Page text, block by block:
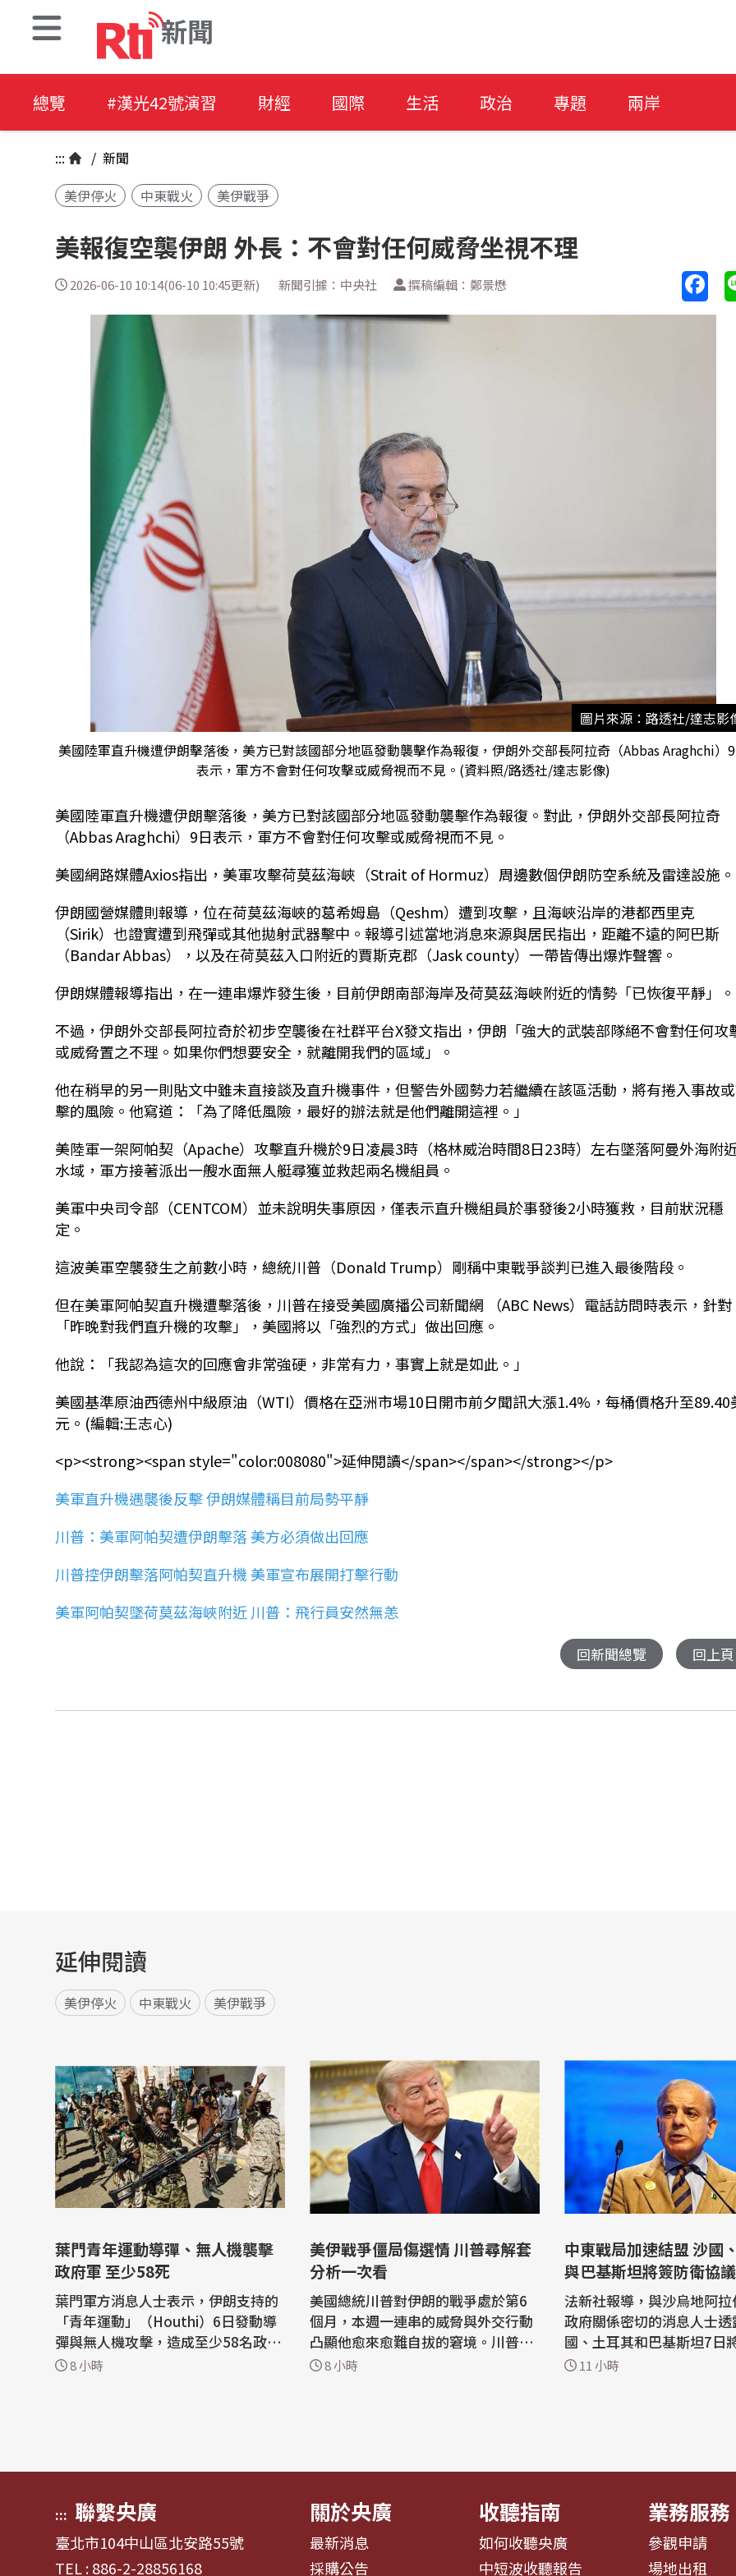
新聞
總覽 #漢光42號演習 財經 國際 生活 政治 專題 兩岸
::: / 新聞
美伊停火
中東戰火 美伊戰爭
美報復空襲伊朗 外長：不會對任何威脅坐視不理
2026-06-10 10:14(06-10 10:45更新) 新聞引據：中央社 撰稿編輯：鄭景懋
圖片來源：路透社/達志影
美國陸軍直升機遭伊朗擊落後，美方已對該國部分地區發動襲擊作為報復，伊朗外交部長阿拉奇（Abbas Araghchi）
表示，軍方不會對任何攻擊或威脅視而不見。(資料照/路透社/達志影像)
美國陸軍直升機遭伊朗擊落後，美方已對該國部分地區發動襲擊作為報復。對此，伊朗外交部長阿拉奇
（Abbas Araghchi）9日表示，軍方不會對任何攻擊或威脅視而不見。
美國網路媒體Axios指出，美軍攻擊荷莫茲海峽（Strait of Hormuz）周邊數個伊朗防空系統及雷達設施。
伊朗國營媒體則報導，位在荷莫茲海峽的葛希姆島（Qeshm）遭到攻擊，且海峽沿岸的港都西里克
（Sirik）也證實遭到飛彈或其他拋射武器擊中。報導引述當地消息來源與居民指出，距離不遠的阿巴斯
（Bandar Abbas），以及在荷莫茲入口附近的賈斯克郡（Jask county）一帶皆傳出爆炸聲響。
伊朗媒體報導指出，在一連串爆炸發生後，目前伊朗南部海岸及荷莫茲海峽附近的情勢「已恢復平靜」。
不過，伊朗外交部長阿拉奇於初步空襲後在社群平台X發文指出，伊朗「強大的武裝部隊絕不會對任何攻
或威脅置之不理。如果你們想要安全，就離開我們的區域」。
他在稍早的另一則貼文中雖未直接談及直升機事件，但警告外國勢力若繼續在該區活動，將有捲入事故
擊的風險。他寫道：「為了降低風險，最好的辦法就是他們離開這裡。」
美陸軍一架阿帕契（Apache）攻擊直升機於9日凌晨3時（格林威治時間8日23時）左右墜落阿曼外海附
水域，軍方接著派出一艘水面無人艇尋獲並救起兩名機組員。
美軍中央司令部（CENTCOM）並未說明失事原因，僅表示直升機組員於事發後2小時獲救，目前狀況穩
定。
這波美軍空襲發生之前數小時，總統川普（Donald Trump）剛稱中東戰爭談判已進入最後階段。
但在美軍阿帕契直升機遭擊落後，川普在接受美國廣播公司新聞網 （ABC News）電話訪問時表示，針對
「昨晚對我們直升機的攻擊」，美國將以「強烈的方式」做出回應。
他說：「我認為這次的回應會非常強硬，非常有力，事實上就是如此。」
美國基準原油西德州中級原油（WTI）價格在亞洲市場10日開市前夕聞訊大漲1.4%，每桶價格升至89.40
元。(編輯:王志心)
<p><strong><span style="color:008080">延伸閱讀</span></span></strong></p>
美軍直升機遇襲後反擊 伊朗媒體稱目前局勢平靜
川普：美軍阿帕契遭伊朗擊落 美方必須做出回應
川普控伊朗擊落阿帕契直升機 美軍宣布展開打擊行動
美軍阿帕契墜荷莫茲海峽附近 川普：飛行員安然無恙
回新聞總覽 回上頁
延伸閱讀
美伊停火 中東戰火 美伊戰爭
葉門青年運動導彈、無人機襲擊
政府軍 至少58死
葉門軍方消息人士表示，伊朗支持的
「青年運動」（Houthi）6日發動導
彈與無人機攻擊，造成至少58名政府
軍士兵喪生，這是近4年來葉門內戰
8 小時
美伊戰爭僵局傷選情 川普尋解套
分析一次看
美國總統川普對伊朗的戰爭處於第6
個月，本週一連串的威脅與外交行動
凸顯他愈來愈難自拔的窘境。川普一
開始聲稱這場衝突只會持續數週，現
8 小時
中東戰局加速結盟 沙國、土耳其
與巴基斯坦將簽防衛協議
法新社報導，與沙烏地阿
政府關係密切的消息人士
國、土耳其和巴基斯坦7日
簽署一項聯合防衛協議。 在美國與伊
11 小時
::: 聯繫央廣
臺北市104中山區北安路55號
TEL : 886-2-28856168
關於央廣
最新消息
採購公告
收聽指南
如何收聽央廣
中短波收聽報告
業務服務
參觀申請
場地出租